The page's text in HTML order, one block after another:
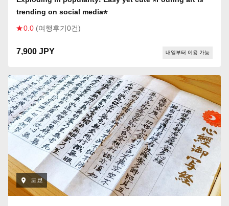
trending on social media⭐︎
0.0 (여행후기0건)
7,900 JPY 내일부터 이용 가능
도쿄